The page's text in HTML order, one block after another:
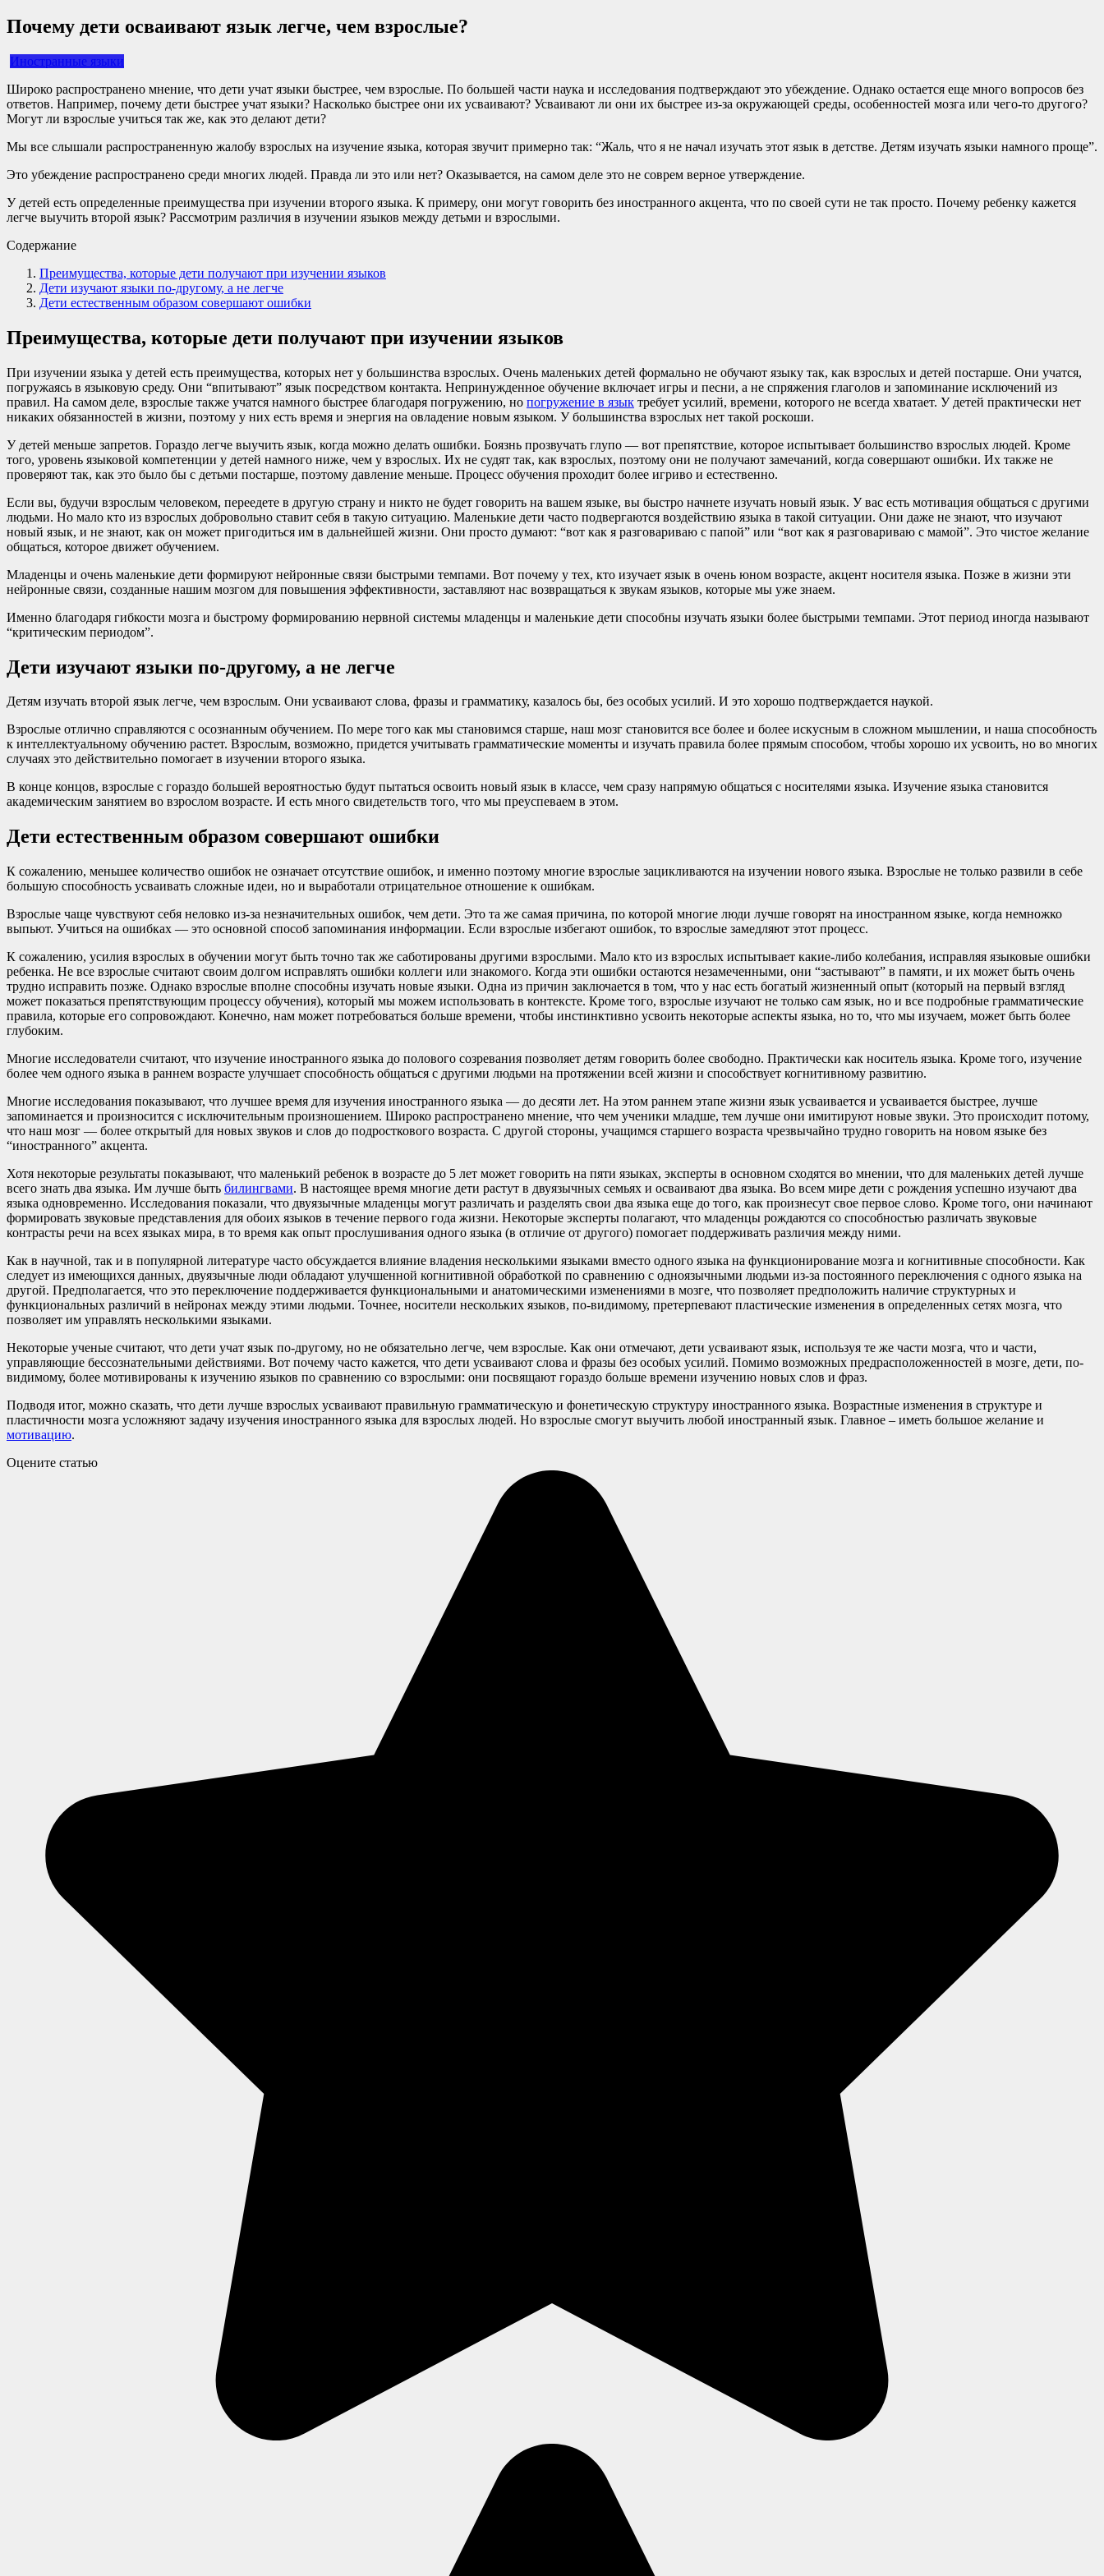
Почему дети осваивают язык легче, чем взрослые?
Иностранные языки
Широко распространено мнение, что дети учат языки быстрее, чем взрослые. По большей части наука и исследования подтверждают это убеждение. Однако остается еще много вопросов без
ответов. Например, почему дети быстрее учат языки? Насколько быстрее они их усваивают? Усваивают ли они их быстрее из-за окружающей среды, особенностей мозга или чего-то другого?
Могут ли взрослые учиться так же, как это делают дети?
Мы все слышали распространенную жалобу взрослых на изучение языка, которая звучит примерно так: “Жаль, что я не начал изучать этот язык в детстве. Детям изучать языки намного проще”.
Это убеждение распространено среди многих людей. Правда ли это или нет? Оказывается, на самом деле это не соврем верное утверждение.
У детей есть определенные преимущества при изучении второго языка. К примеру, они могут говорить без иностранного акцента, что по своей сути не так просто. Почему ребенку кажется
легче выучить второй язык? Рассмотрим различия в изучении языков между детьми и взрослыми.
Содержание
Преимущества, которые дети получают при изучении языков
Дети изучают языки по-другому, а не легче
Дети естественным образом совершают ошибки
Преимущества, которые дети получают при изучении языков
При изучении языка у детей есть преимущества, которых нет у большинства взрослых. Очень маленьких детей формально не обучают языку так, как взрослых и детей постарше. Они учатся,
погружаясь в языковую среду. Они “впитывают” язык посредством контакта. Непринужденное обучение включает игры и песни, а не спряжения глаголов и запоминание исключений из
правил. На самом деле, взрослые также учатся намного быстрее благодаря погружению, но погружение в язык требует усилий, времени, которого не всегда хватает. У детей практически нет
никаких обязанностей в жизни, поэтому у них есть время и энергия на овладение новым языком. У большинства взрослых нет такой роскоши.
У детей меньше запретов. Гораздо легче выучить язык, когда можно делать ошибки. Боязнь прозвучать глупо — вот препятствие, которое испытывает большинство взрослых людей. Кроме
того, уровень языковой компетенции у детей намного ниже, чем у взрослых. Их не судят так, как взрослых, поэтому они не получают замечаний, когда совершают ошибки. Их также не
проверяют так, как это было бы с детьми постарше, поэтому давление меньше. Процесс обучения проходит более игриво и естественно.
Если вы, будучи взрослым человеком, переедете в другую страну и никто не будет говорить на вашем языке, вы быстро начнете изучать новый язык. У вас есть мотивация общаться с другими
людьми. Но мало кто из взрослых добровольно ставит себя в такую ситуацию. Маленькие дети часто подвергаются воздействию языка в такой ситуации. Они даже не знают, что изучают
новый язык, и не знают, как он может пригодиться им в дальнейшей жизни. Они просто думают: “вот как я разговариваю с папой” или “вот как я разговариваю с мамой”. Это чистое желание
общаться, которое движет обучением.
Младенцы и очень маленькие дети формируют нейронные связи быстрыми темпами. Вот почему у тех, кто изучает язык в очень юном возрасте, акцент носителя языка. Позже в жизни эти
нейронные связи, созданные нашим мозгом для повышения эффективности, заставляют нас возвращаться к звукам языков, которые мы уже знаем.
Именно благодаря гибкости мозга и быстрому формированию нервной системы младенцы и маленькие дети способны изучать языки более быстрыми темпами. Этот период иногда называют
“критическим периодом”.
Дети изучают языки по-другому, а не легче
Детям изучать второй язык легче, чем взрослым. Они усваивают слова, фразы и грамматику, казалось бы, без особых усилий. И это хорошо подтверждается наукой.
Взрослые отлично справляются с осознанным обучением. По мере того как мы становимся старше, наш мозг становится все более и более искусным в сложном мышлении, и наша способность
к интеллектуальному обучению растет. Взрослым, возможно, придется учитывать грамматические моменты и изучать правила более прямым способом, чтобы хорошо их усвоить, но во многих
случаях это действительно помогает в изучении второго языка.
В конце концов, взрослые с гораздо большей вероятностью будут пытаться освоить новый язык в классе, чем сразу напрямую общаться с носителями языка. Изучение языка становится
академическим занятием во взрослом возрасте. И есть много свидетельств того, что мы преуспеваем в этом.
Дети естественным образом совершают ошибки
К сожалению, меньшее количество ошибок не означает отсутствие ошибок, и именно поэтому многие взрослые зацикливаются на изучении нового языка. Взрослые не только развили в себе
большую способность усваивать сложные идеи, но и выработали отрицательное отношение к ошибкам.
Взрослые чаще чувствуют себя неловко из-за незначительных ошибок, чем дети. Это та же самая причина, по которой многие люди лучше говорят на иностранном языке, когда немножко
выпьют. Учиться на ошибках — это основной способ запоминания информации. Если взрослые избегают ошибок, то взрослые замедляют этот процесс.
К сожалению, усилия взрослых в обучении могут быть точно так же саботированы другими взрослыми. Мало кто из взрослых испытывает какие-либо колебания, исправляя языковые ошибки
ребенка. Не все взрослые считают своим долгом исправлять ошибки коллеги или знакомого. Когда эти ошибки остаются незамеченными, они “застывают” в памяти, и их может быть очень
трудно исправить позже. Однако взрослые вполне способны изучать новые языки. Одна из причин заключается в том, что у нас есть богатый жизненный опыт (который на первый взгляд
может показаться препятствующим процессу обучения), который мы можем использовать в контексте. Кроме того, взрослые изучают не только сам язык, но и все подробные грамматические
правила, которые его сопровождают. Конечно, нам может потребоваться больше времени, чтобы инстинктивно усвоить некоторые аспекты языка, но то, что мы изучаем, может быть более
глубоким.
Многие исследователи считают, что изучение иностранного языка до полового созревания позволяет детям говорить более свободно. Практически как носитель языка. Кроме того, изучение
более чем одного языка в раннем возрасте улучшает способность общаться с другими людьми на протяжении всей жизни и способствует когнитивному развитию.
Многие исследования показывают, что лучшее время для изучения иностранного языка — до десяти лет. На этом раннем этапе жизни язык усваивается и усваивается быстрее, лучше
запоминается и произносится с исключительным произношением. Широко распространено мнение, что чем ученики младше, тем лучше они имитируют новые звуки. Это происходит потому,
что наш мозг — более открытый для новых звуков и слов до подросткового возраста. С другой стороны, учащимся старшего возраста чрезвычайно трудно говорить на новом языке без
“иностранного” акцента.
Хотя некоторые результаты показывают, что маленький ребенок в возрасте до 5 лет может говорить на пяти языках, эксперты в основном сходятся во мнении, что для маленьких детей лучше
всего знать два языка. Им лучше быть билингвами. В настоящее время многие дети растут в двуязычных семьях и осваивают два языка. Во всем мире дети с рождения успешно изучают два
языка одновременно. Исследования показали, что двуязычные младенцы могут различать и разделять свои два языка еще до того, как произнесут свое первое слово. Кроме того, они начинают
формировать звуковые представления для обоих языков в течение первого года жизни. Некоторые эксперты полагают, что младенцы рождаются со способностью различать звуковые
контрасты речи на всех языках мира, в то время как опыт прослушивания одного языка (в отличие от другого) помогает поддерживать различия между ними.
Как в научной, так и в популярной литературе часто обсуждается влияние владения несколькими языками вместо одного языка на функционирование мозга и когнитивные способности. Как
следует из имеющихся данных, двуязычные люди обладают улучшенной когнитивной обработкой по сравнению с одноязычными людьми из-за постоянного переключения с одного языка на
другой. Предполагается, что это переключение поддерживается функциональными и анатомическими изменениями в мозге, что позволяет предположить наличие структурных и
функциональных различий в нейронах между этими людьми. Точнее, носители нескольких языков, по-видимому, претерпевают пластические изменения в определенных сетях мозга, что
позволяет им управлять несколькими языками.
Некоторые ученые считают, что дети учат язык по-другому, но не обязательно легче, чем взрослые. Как они отмечают, дети усваивают язык, используя те же части мозга, что и части,
управляющие бессознательными действиями. Вот почему часто кажется, что дети усваивают слова и фразы без особых усилий. Помимо возможных предрасположенностей в мозге, дети, по-
видимому, более мотивированы к изучению языков по сравнению со взрослыми: они посвящают гораздо больше времени изучению новых слов и фраз.
Подводя итог, можно сказать, что дети лучше взрослых усваивают правильную грамматическую и фонетическую структуру иностранного языка. Возрастные изменения в структуре и
пластичности мозга усложняют задачу изучения иностранного языка для взрослых людей. Но взрослые смогут выучить любой иностранный язык. Главное – иметь большое желание и
мотивацию.
Оцените статью